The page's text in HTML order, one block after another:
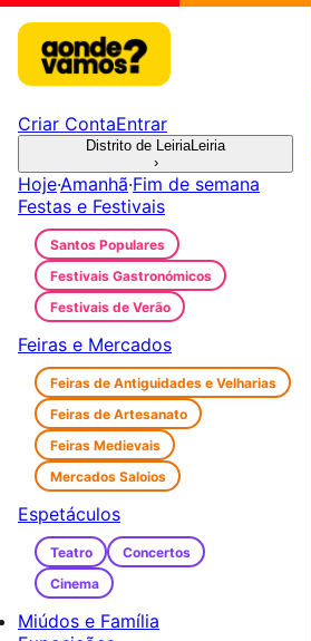
Criar ContaEntrar
Distrito de LeiriaLeiria
›
Hoje·Amanhã·Fim de semana
Festas e Festivais
Santos Populares
Festivais Gastronómicos
Festivais de Verão
Feiras e Mercados
Feiras de Antiguidades e Velharias
Feiras de Artesanato
Feiras Medievais
Mercados Saloios
Espetáculos
Teatro
Concertos
Cinema
Miúdos e Família